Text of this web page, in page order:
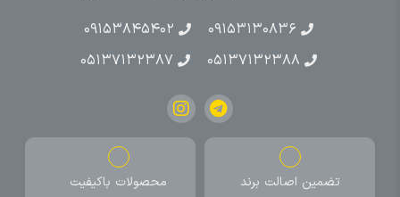
۰۹۱۵۳۱۳۰۸۳۶
۰۹۱۵۳۸۴۵۴۰۲
۰۵۱۳۷۱۳۲۳۸۸
۰۵۱۳۷۱۳۲۳۸۷
تضمین اصالت برند محصولات باکیفیت